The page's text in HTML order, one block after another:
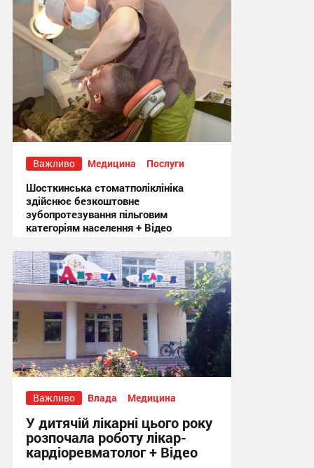
Важливо Медицина Послуги
Шосткинська стоматполіклініка
здійснює безкоштовне
зубопротезування пільговим
категоріям населення + Відео
18:58, 5.08.2026
Важливо Влада Медицина
У дитячій лікарні цього року
розпочала роботу лікар-
кардіоревматолог + Відео